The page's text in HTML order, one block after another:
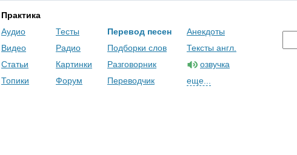
Практика
Аудио
Видео
Статьи
Топики
Тесты
Радио
Картинки
Форум
Перевод песен
Подборки слов
Разговорник
Переводчик
Анекдоты
Тексты англ.
озвучка
еще...